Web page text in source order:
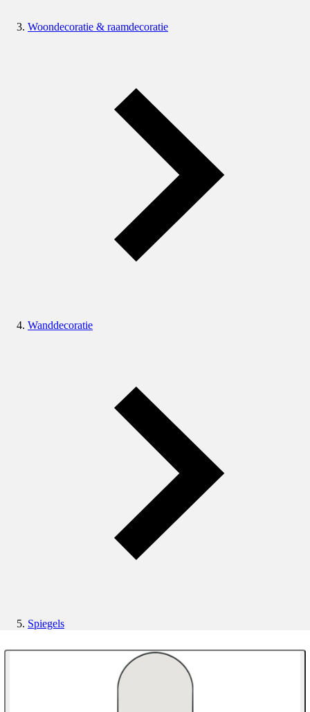
Woondecoratie & raamdecoratie
Wanddecoratie
Spiegels